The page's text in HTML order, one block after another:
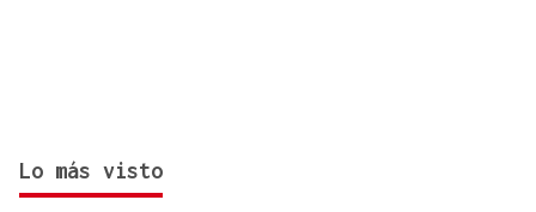
Lo más visto